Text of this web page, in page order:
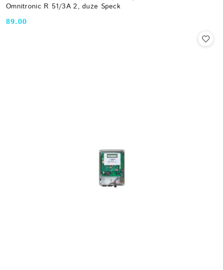
Omnitronic R 51/3A 2, duże Speck
Cena:
89.00